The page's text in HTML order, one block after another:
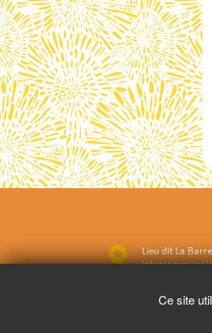
Lieu dit La
02 28 97 60 55
Ce site